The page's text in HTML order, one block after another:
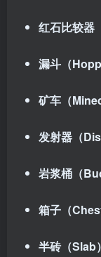
红石比较器
漏斗（
矿车（
发射器（
岩浆桶（
箱子（
半砖（Slab